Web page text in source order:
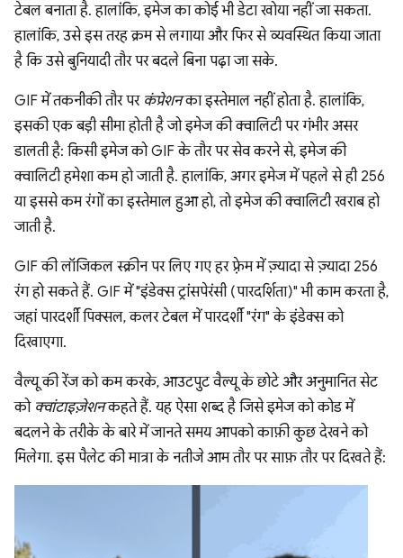
टेबल बनाता है. हालांकि, इमेज का कोई भी डेटा खोया नहीं जा सकता.
हालांकि, उसे इस तरह क्रम से लगाया और फिर से व्यवस्थित किया जाता
है कि उसे बुनियादी तौर पर बदले बिना पढ़ा जा सके.
GIF में तकनीकी तौर पर कंप्रेशनका इस्तेमाल नहीं होता है. हालांकि,
इसकी एक बड़ी सीमा होती है जो इमेज की क्वालिटी पर गंभीर असर
डालती है: किसी इमेज को GIF के तौर पर सेव करने से, इमेज की
क्वालिटी हमेशा कम हो जाती है. हालांकि, अगर इमेज में पहले से ही 256
या इससे कम रंगों का इस्तेमाल हुआ हो, तो इमेज की क्वालिटी खराब हो
जाती है.
GIF की लॉजिकल स्क्रीन पर लिए गए हर फ़्रेम में ज़्यादा से ज़्यादा 256
रंग हो सकते हैं. GIF में "इंडेक्स ट्रांसपेरंसी (पारदर्शिता)" भी काम करता है,
जहां पारदर्शी पिक्सल, कलर टेबल में पारदर्शी "रंग" के इंडेक्स को
दिखाएगा.
वैल्यू की रेंज को कम करके, आउटपुट वैल्यू के छोटे और अनुमानित सेट
को क्वांटाइज़ेशनकहते हैं. यह ऐसा शब्द है जिसे इमेज को कोड में
बदलने के तरीके के बारे में जानते समय आपको काफ़ी कुछ देखने को
मिलेगा. इस पैलेट की मात्रा के नतीजे आम तौर पर साफ़ तौर पर दिखते हैं: